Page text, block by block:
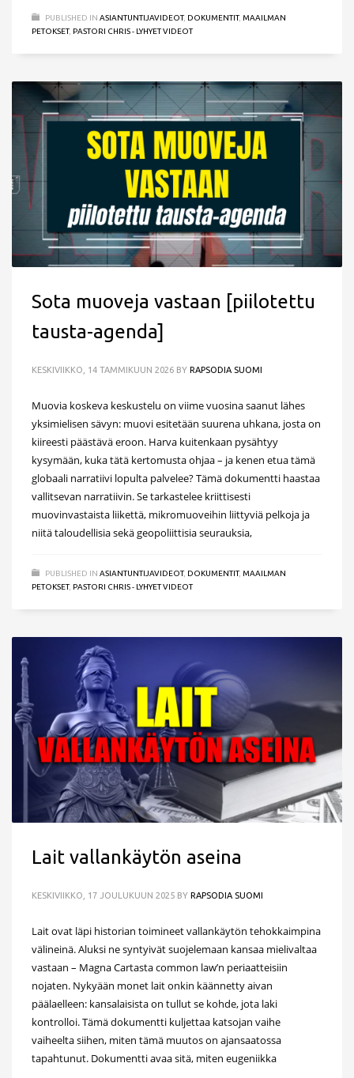
PUBLISHED IN ASIANTUNTIJAVIDEOT, DOKUMENTIT, MAAILMAN
PETOKSET, PASTORI CHRIS - LYHYET VIDEOT
Sota muoveja vastaan [piilotettu
tausta-agenda]
KESKIVIIKKO, 14 TAMMIKUUN 2026 BY RAPSODIA SUOMI
Muovia koskeva keskustelu on viime vuosina saanut lähes
yksimielisen sävyn: muovi esitetään suurena uhkana, josta on
kiireesti päästävä eroon. Harva kuitenkaan pysähtyy
kysymään, kuka tätä kertomusta ohjaa – ja kenen etua tämä
globaali narratiivi lopulta palvelee? Tämä dokumentti haastaa
vallitsevan narratiivin. Se tarkastelee kriittisesti
muovinvastaista liikettä, mikromuoveihin liittyviä pelkoja ja
niitä taloudellisia sekä geopoliittisia seurauksia,
PUBLISHED IN ASIANTUNTIJAVIDEOT, DOKUMENTIT, MAAILMAN
PETOKSET, PASTORI CHRIS - LYHYET VIDEOT
Lait vallankäytön aseina
KESKIVIIKKO, 17 JOULUKUUN 2025 BY RAPSODIA SUOMI
Lait ovat läpi historian toimineet vallankäytön tehokkaimpina
välineinä. Aluksi ne syntyivät suojelemaan kansaa mielivaltaa
vastaan – Magna Cartasta common law’n periaatteisiin
nojaten. Nykyään monet lait onkin käännetty aivan
päälaelleen: kansalaisista on tullut se kohde, jota laki
kontrolloi. Tämä dokumentti kuljettaa katsojan vaihe
vaiheelta siihen, miten tämä muutos on ajansaatossa
tapahtunut. Dokumentti avaa sitä, miten eugeniikka